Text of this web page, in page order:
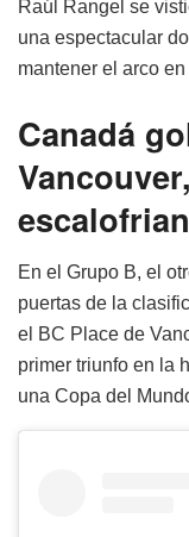
Raúl Rangel se
una espectacular
mantener el arco
Canadá
En el Grupo B, el
puertas de la
el BC Place de
primer triunfo en la
una Copa del